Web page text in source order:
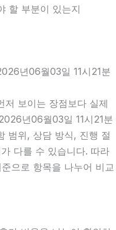
할 부분이 있는지
년06월03일 11시21분
저 보이는 장점보다 실제
년06월03일 11시21분
범위, 상담 방식, 진행 절
다를 수 있습니다. 따라
으로 항목을 나누어 비교